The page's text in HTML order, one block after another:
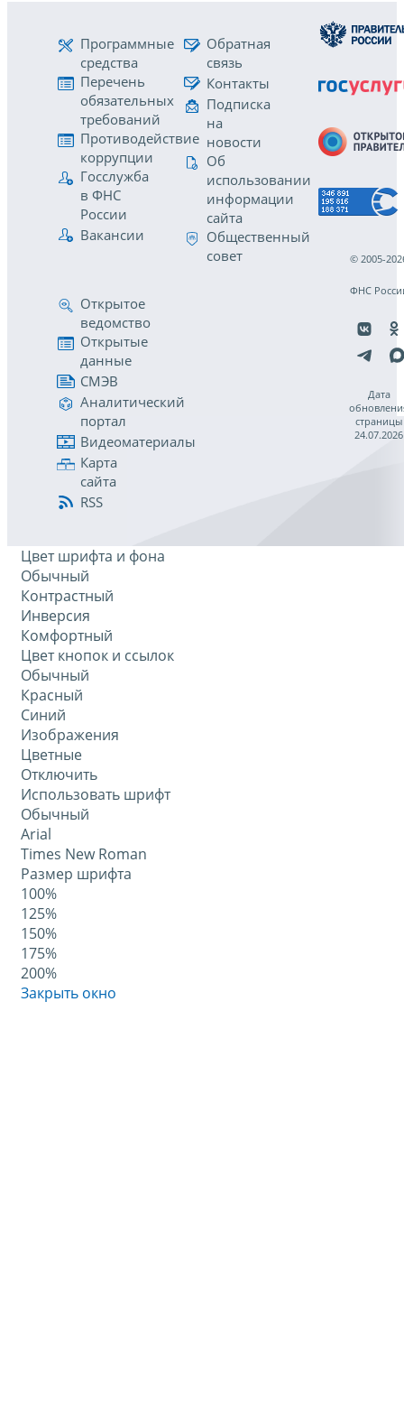
Программные
средства
Перечень
обязательных
требований
Противодействие
коррупции
Госслужба
в ФНС
России
Вакансии
Обратная
связь
Контакты
Подписка
на
новости
Об
использовании
информации
сайта
Общественный
совет
Открытое
ведомство
Открытые
данные
СМЭВ
Аналитический
портал
Видеоматериалы
Карта
сайта
RSS
© 2005-
ФНС
Дата
страницы
24.07.2026
Цвет шрифта и фона
Обычный
Контрастный
Инверсия
Комфортный
Цвет кнопок и ссылок
Обычный
Красный
Синий
Изображения
Цветные
Отключить
Использовать шрифт
Обычный
Arial
Times New Roman
Размер шрифта
100%
125%
150%
175%
200%
Закрыть окно